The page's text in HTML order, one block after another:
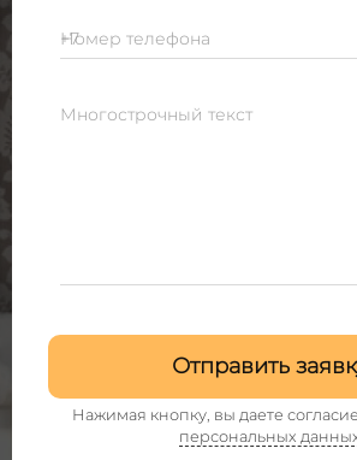
Номер телефона
Многострочный текст
Отправить
Нажимая кнопку, вы даете
персональных